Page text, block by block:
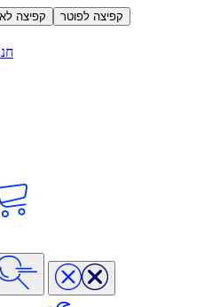
קפיצה
קפיצה לפוטר